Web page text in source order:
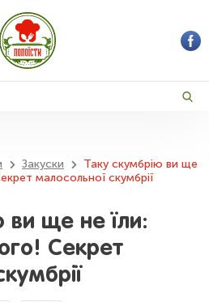
Закуски
Таку скумбрію ви ще
малосольної скумбрії
ви ще не їли:
Секрет